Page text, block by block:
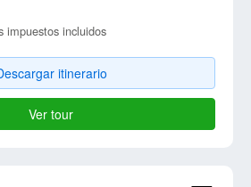
impuestos incluidos
itinerario
Ver tour